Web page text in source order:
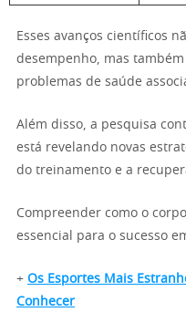
Esses avanços científicos
desempenho, mas
problemas de saúde
Além disso, a pesquisa
está revelando novas
do treinamento e a
Compreender como o
essencial para o sucesso
+ Os Esportes Mais
Conhecer